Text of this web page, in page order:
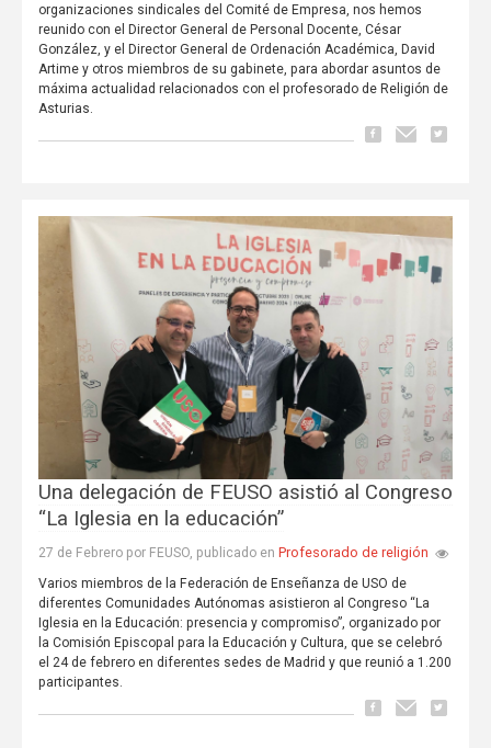
organizaciones sindicales del Comité de Empresa, nos hemos
reunido con el Director General de Personal Docente, César
González, y el Director General de Ordenación Académica, David
Artime y otros miembros de su gabinete, para abordar asuntos de
máxima actualidad relacionados con el profesorado de Religión de
Asturias.
Una delegación de FEUSO asistió al Congreso
“La Iglesia en la educación”
27 de Febrero por FEUSO, publicado en Profesorado de religión
Varios miembros de la Federación de Enseñanza de USO de
diferentes Comunidades Autónomas asistieron al Congreso “La
Iglesia en la Educación: presencia y compromiso”, organizado por
la Comisión Episcopal para la Educación y Cultura, que se celebró
el 24 de febrero en diferentes sedes de Madrid y que reunió a 1.200
participantes.